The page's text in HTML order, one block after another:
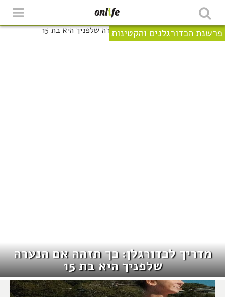
פרשנת הכדורגלנים והקטינות
מדריך לכדורגלן: כך תזהה אם הנערה
שלפניך היא בת 15